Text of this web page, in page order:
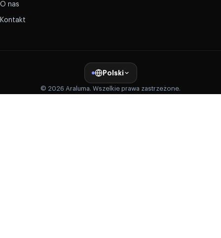
O nas
Kontakt
Polski
© 2026 Araluma. Wszelkie prawa zastrzeżone.